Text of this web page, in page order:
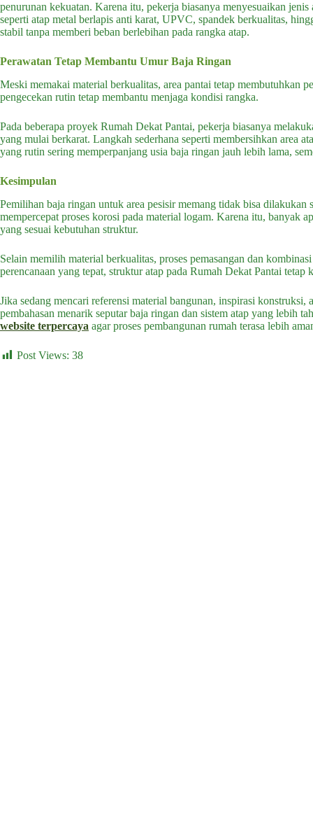
penurunan kekuatan. Karena itu, pekerja biasanya menyesuaikan
seperti atap metal berlapis anti karat, UPVC, spandek berkualitas,
stabil tanpa memberi beban berlebihan pada rangka atap.
Perawatan Tetap Membantu Umur Baja Ringan
Meski memakai material berkualitas, area pantai tetap membutuhkan
pengecekan rutin tetap membantu menjaga kondisi rangka.
Pada beberapa proyek Rumah Dekat Pantai, pekerja biasanya
yang mulai berkarat. Langkah sederhana seperti membersihkan area
yang rutin sering memperpanjang usia baja ringan jauh lebih lama,
Kesimpulan
Pemilihan baja ringan untuk area pesisir memang tidak bisa
mempercepat proses korosi pada material logam. Karena itu, banyak
yang sesuai kebutuhan struktur.
Selain memilih material berkualitas, proses pemasangan dan
perencanaan yang tepat, struktur atap pada Rumah Dekat Pantai tetap
Jika sedang mencari referensi material bangunan, inspirasi
pembahasan menarik seputar baja ringan dan sistem atap yang lebih
website terpercaya agar proses pembangunan rumah terasa lebih
Post Views: 38